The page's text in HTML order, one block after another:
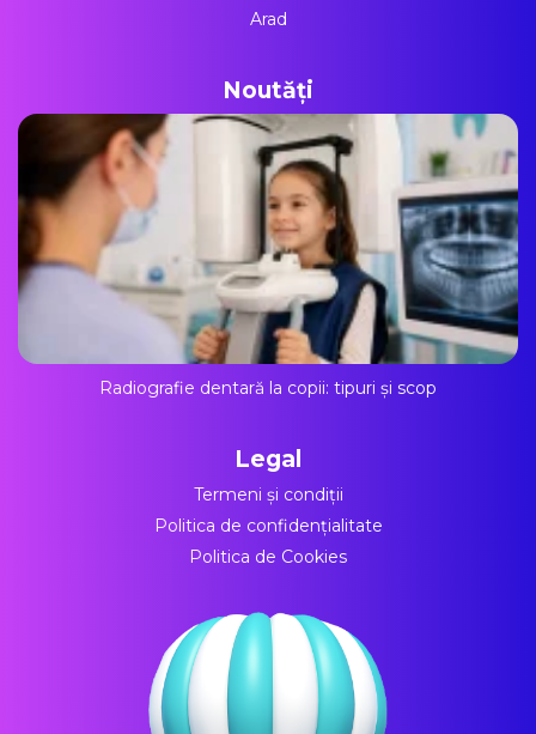
Arad
Noutăți
Radiografie dentară la copii: tipuri și scop
Legal
Termeni și condiții
Politica de confidențialitate
Politica de Cookies